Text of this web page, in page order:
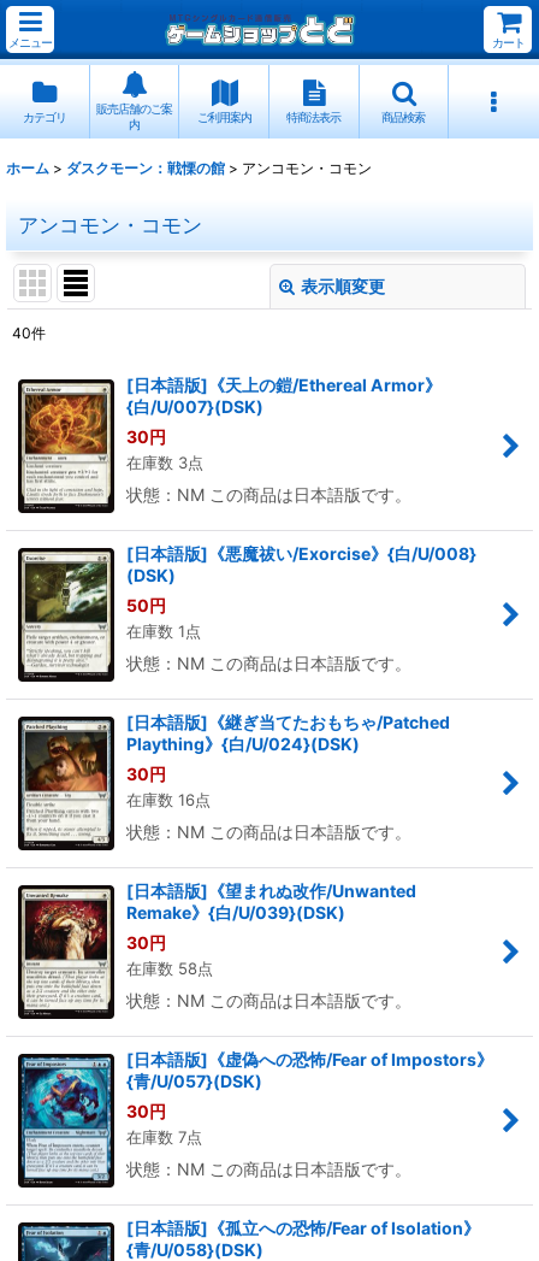
メニュー カート
カテゴリ
販売店舗のご案
内
ご利用案内 特商法表示 商品検索
ホーム > ダスクモーン：戦慄の館 > アンコモン・コモン
アンコモン・コモン
表示順変更
並び順:
絞り込む
40件
[日本語版]《天上の鎧/Ethereal Armor》
{白/U/007}(DSK)
30円
在庫数 3点
状態：NM この商品は日本語版です。
[日本語版]《悪魔祓い/Exorcise》{白/U/008}
(DSK)
50円
在庫数 1点
状態：NM この商品は日本語版です。
[日本語版]《継ぎ当てたおもちゃ/Patched
Plaything》{白/U/024}(DSK)
30円
在庫数 16点
状態：NM この商品は日本語版です。
[日本語版]《望まれぬ改作/Unwanted
Remake》{白/U/039}(DSK)
30円
在庫数 58点
状態：NM この商品は日本語版です。
[日本語版]《虚偽への恐怖/Fear of Impostors》
{青/U/057}(DSK)
30円
在庫数 7点
状態：NM この商品は日本語版です。
[日本語版]《孤立への恐怖/Fear of Isolation》
{青/U/058}(DSK)